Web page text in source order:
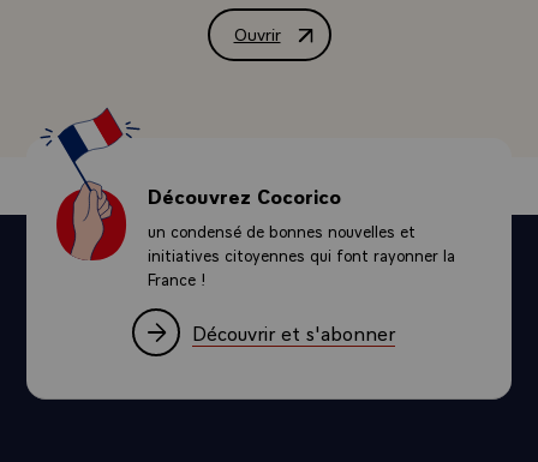
Ouvrir
Message de félicitations de M.
Découvrez Cocorico
un condensé de bonnes nouvelles et
initiatives citoyennes qui font rayonner la
France !
Découvrir et s'abonner